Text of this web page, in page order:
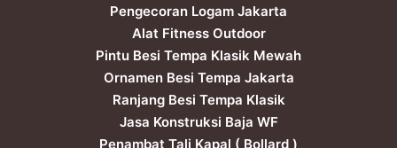
Pengecoran Logam Jakarta
Alat Fitness Outdoor
Pintu Besi Tempa Klasik Mewah
Ornamen Besi Tempa Jakarta
Ranjang Besi Tempa Klasik
Jasa Konstruksi Baja WF
Penambat Tali Kapal ( Bollard )